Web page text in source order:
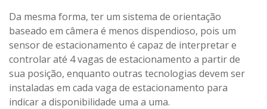
Da mesma forma, ter um sistema de orientação
baseado em câmera é menos dispendioso, pois um
sensor de estacionamento é capaz de interpretar e
controlar até 4 vagas de estacionamento a partir de
sua posição, enquanto outras tecnologias devem ser
instaladas em cada vaga de estacionamento para
indicar a disponibilidade uma a uma.